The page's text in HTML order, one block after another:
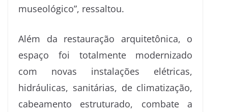
museológico”, ressaltou.
Além da restauração arquitetônica, o
espaço foi totalmente modernizado
com novas instalações elétricas,
hidráulicas, sanitárias, de climatização,
cabeamento estruturado, combate a